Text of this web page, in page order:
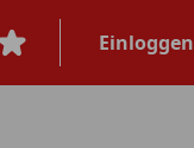
Einloggen